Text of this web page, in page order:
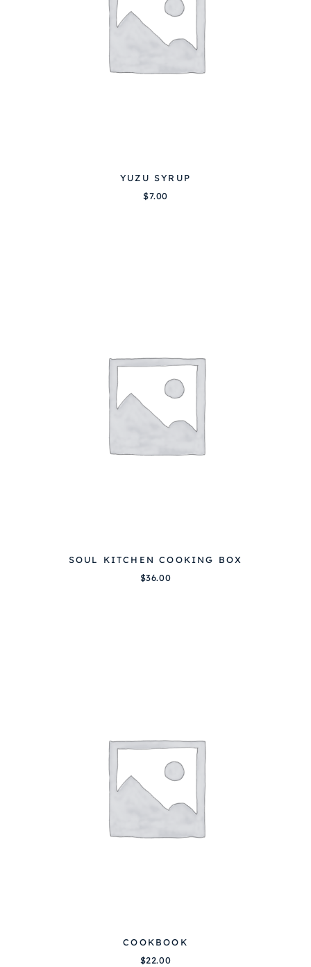
YUZU SYRUP
$7.00
SOUL KITCHEN COOKING BOX
$36.00
COOKBOOK
$22.00